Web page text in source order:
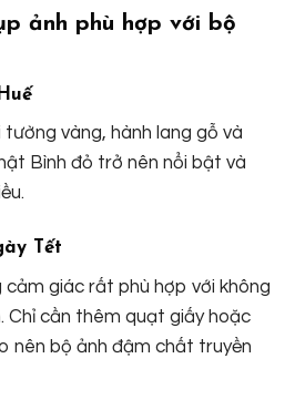
ảnh phù hợp với bộ
tường vàng, hành lang gỗ và
Bình đỏ trở nên nổi bật và
Tết
cảm giác rất phù hợp với không
Chỉ cần thêm quạt giấy hoặc
nên bộ ảnh đậm chất truyền